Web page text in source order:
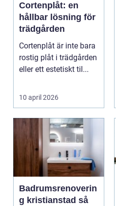
Cortenplåt: en
hållbar lösning för
trädgården
Cortenplåt är inte bara
rostig plåt i trädgården
eller ett estetiskt til...
10 april 2026
Badrumsrenoverin
g kristianstad så